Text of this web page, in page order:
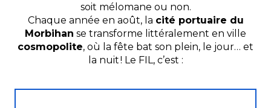
soit mélomane ou non.
Chaque année en août, la cité portuaire du
Morbihan se transforme littéralement en ville
cosmopolite, où la fête bat son plein, le jour… et
la nuit ! Le FIL, c’est :